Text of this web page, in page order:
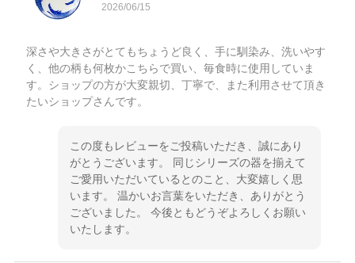
2026/06/15
深さや大きさがとてもちょうど良く、手に馴染み、洗いやす
く、他の柄も何枚かこちらで買い、毎食時に使用していま
す。ショップの方が大変親切、丁寧で、また利用させて頂き
たいショップさんです。
この度もレビューをご投稿いただき、誠にあり
がとうございます。 同じシリーズの器を揃えて
ご愛用いただいているとのこと、大変嬉しく思
います。 温かいお言葉をいただき、ありがとう
ございました。 今後ともどうぞよろしくお願い
いたします。